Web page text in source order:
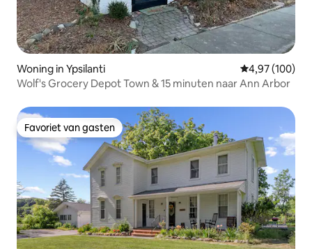
Woning in Ypsilanti Gemiddelde
4,97 (100)
Wolf's Grocery Depot Town & 15 minuten naar Ann Arbor
Favoriet van gasten
Favoriet van gasten